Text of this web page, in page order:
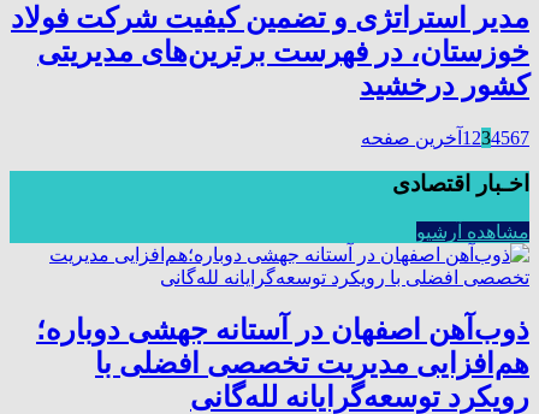
مدیر استراتژی و تضمین کیفیت شرکت فولاد
خوزستان، در فهرست برترین‌های مدیریتی
کشور درخشید
1 234567 آخرین صفحه
اخـبار اقتصادی
مشاهده آرشیو
ذوب‌آهن اصفهان در آستانه جهشی دوباره؛
هم‌افزایی مدیریت تخصصی افضلی با
رویکرد توسعه‌گرایانه لله‌گانی